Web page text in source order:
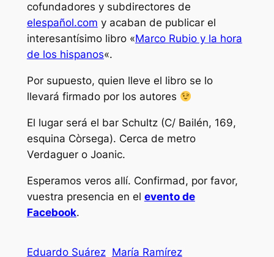
cofundadores y subdirectores de
elespañol.com y acaban de publicar el
interesantísimo libro «Marco Rubio y la hora
de los hispanos«.
Por supuesto, quien lleve el libro se lo
llevará firmado por los autores
El lugar será el bar Schultz (C/ Bailén, 169,
esquina Còrsega). Cerca de metro
Verdaguer o Joanic.
Esperamos veros allí. Confirmad, por favor,
vuestra presencia en el evento de
Facebook.
Eduardo Suárez María Ramírez